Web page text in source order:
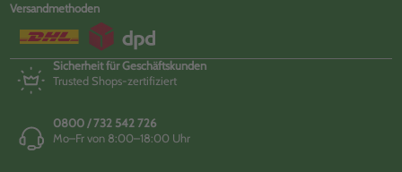
Versandmethoden
Sicherheit für Geschäftskunden
Trusted Shops-zertifiziert
0800 / 732 542 726
Mo–Fr von 8:00–18:00 Uhr